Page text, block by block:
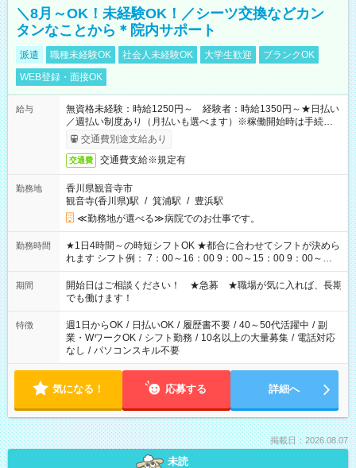
＼8月～OK！未経験OK！／シーツ交換などカン
タンなことから＊院内サポート
派遣 職種未経験OK 社会人未経験OK 大学生歓迎
ブランクOK
WEB登録・面接OK
給与
無資格未経験：時給1250円～ 経験者：時給1350円～★日払い
／週払い制度あり（月払いも選べます）※稼働開始時は手続き完
了次第のお支払いとなります。
交通費別途支給あり
交通費 交通費支給※規定有
勤務地
香川県観音寺市
観音寺(香川県)駅 / 箕浦駅 / 豊浜駅
≪勤務地が選べる≫病院でのお仕事です。
勤務時間
★1日4時間～の時短シフトOK ★都合に合わせてシフトが決めら
れます シフト例： 7：00～16：00 9：00～15：00 9：00～
18：00 11：00～20：00 など ※Wワークの場合、他のお仕事と
合わせ週40時間超の就業はご案内できません ※法令に基づき、
週20時間以上勤務は社会保険への加入対象となります ※労働者
派遣法（日雇い派遣の原則禁止）により、短時間・短期間の就
業はご案内が難しい場合があります
期間
開始日はご相談ください！ ★急募 ★職場が気に入れば、長期
でも働けます！
特徴 週1日からOK / 日払いOK / 履歴書不要 / 40～50代活躍中 / 副
業・WワークOK / シフト勤務 / 10名以上の大量募集 / 電話対応
なし / パソコンスキル不要
気になる！ 応募する 詳細へ
掲載日：2026.08.07
未読